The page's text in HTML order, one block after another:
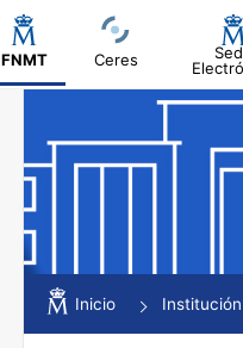
FNMT Ceres
Mostrar/Ocultar
Mostrar/Ocultar
Inicio Institución